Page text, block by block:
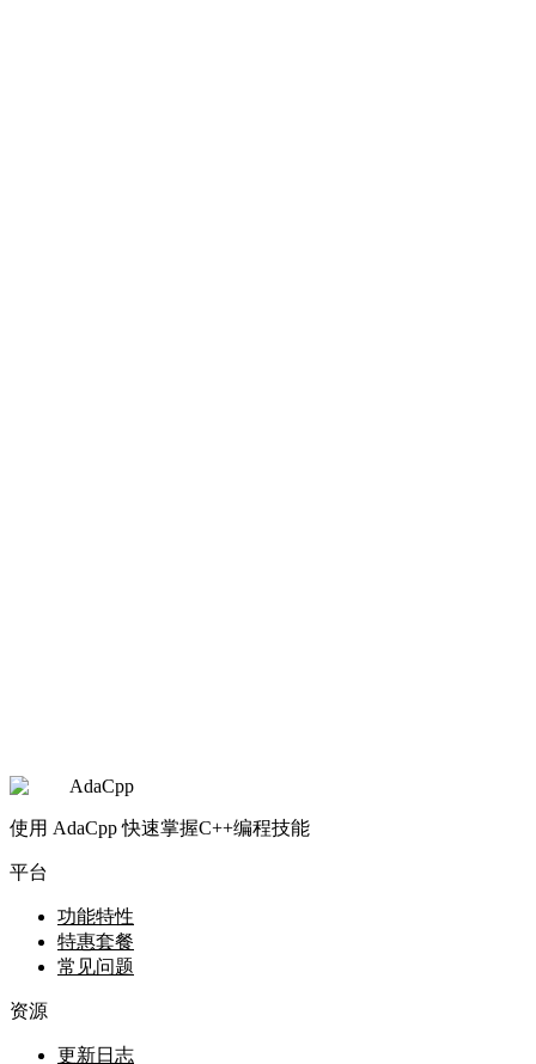
AdaCpp
使用 AdaCpp 快速掌握C++编程技能
平台
功能特性
特惠套餐
常见问题
资源
更新日志